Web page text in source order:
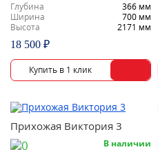
Глубина
366 мм
Ширина
700 мм
Высота
2171 мм
18 500 ₽
Прихожая Виктория 3
В наличии